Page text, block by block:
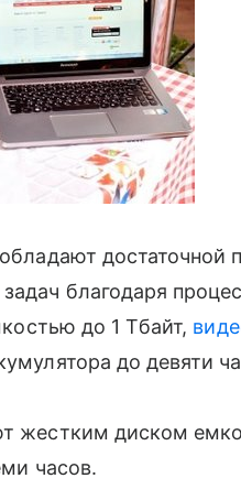
достаточной
благодаря
до 1 Тбайт,
до девяти
жестким диском
часов.